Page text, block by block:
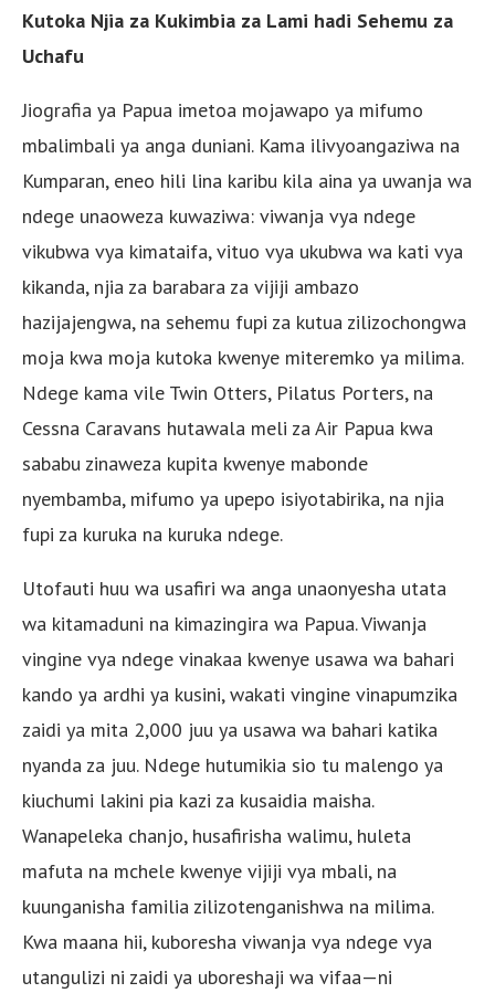
Kutoka Njia za Kukimbia za Lami hadi Sehemu za
Uchafu
Jiografia ya Papua imetoa mojawapo ya mifumo
mbalimbali ya anga duniani. Kama ilivyoangaziwa na
Kumparan, eneo hili lina karibu kila aina ya uwanja wa
ndege unaoweza kuwaziwa: viwanja vya ndege
vikubwa vya kimataifa, vituo vya ukubwa wa kati vya
kikanda, njia za barabara za vijiji ambazo
hazijajengwa, na sehemu fupi za kutua zilizochongwa
moja kwa moja kutoka kwenye miteremko ya milima.
Ndege kama vile Twin Otters, Pilatus Porters, na
Cessna Caravans hutawala meli za Air Papua kwa
sababu zinaweza kupita kwenye mabonde
nyembamba, mifumo ya upepo isiyotabirika, na njia
fupi za kuruka na kuruka ndege.
Utofauti huu wa usafiri wa anga unaonyesha utata
wa kitamaduni na kimazingira wa Papua. Viwanja
vingine vya ndege vinakaa kwenye usawa wa bahari
kando ya ardhi ya kusini, wakati vingine vinapumzika
zaidi ya mita 2,000 juu ya usawa wa bahari katika
nyanda za juu. Ndege hutumikia sio tu malengo ya
kiuchumi lakini pia kazi za kusaidia maisha.
Wanapeleka chanjo, husafirisha walimu, huleta
mafuta na mchele kwenye vijiji vya mbali, na
kuunganisha familia zilizotenganishwa na milima.
Kwa maana hii, kuboresha viwanja vya ndege vya
utangulizi ni zaidi ya uboreshaji wa vifaa—ni